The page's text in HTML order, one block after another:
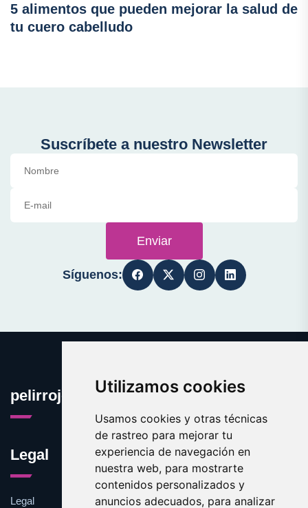
Utilizamos cookies
Usamos cookies y otras técnicas
de rastreo para mejorar tu
experiencia de navegación en
nuestra web, para mostrarte
contenidos personalizados y
anuncios adecuados, para analizar
5 alimentos que pueden mejorar la salud de
tu cuero cabelludo
Suscríbete a nuestro Newsletter
Enviar
Síguenos:
pelirrojo.com
Legal
Legal